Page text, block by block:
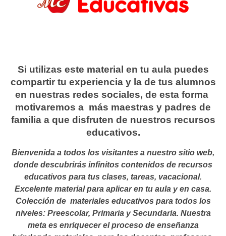
Si utilizas este material en tu aula puedes
compartir tu experiencia y la de tus alumnos
en nuestras redes sociales, de esta forma
motivaremos a más maestras y padres de
familia a que disfruten de nuestros recursos
educativos.
Bienvenida a todos los visitantes a nuestro sitio web,
donde descubrirás infinitos contenidos de recursos
educativos para tus clases, tareas, vacacional.
Excelente material para aplicar en tu aula y en casa.
Colección de materiales educativos para todos los
niveles: Preescolar, Primaria y Secundaria. Nuestra
meta es enriquecer el proceso de enseñanza